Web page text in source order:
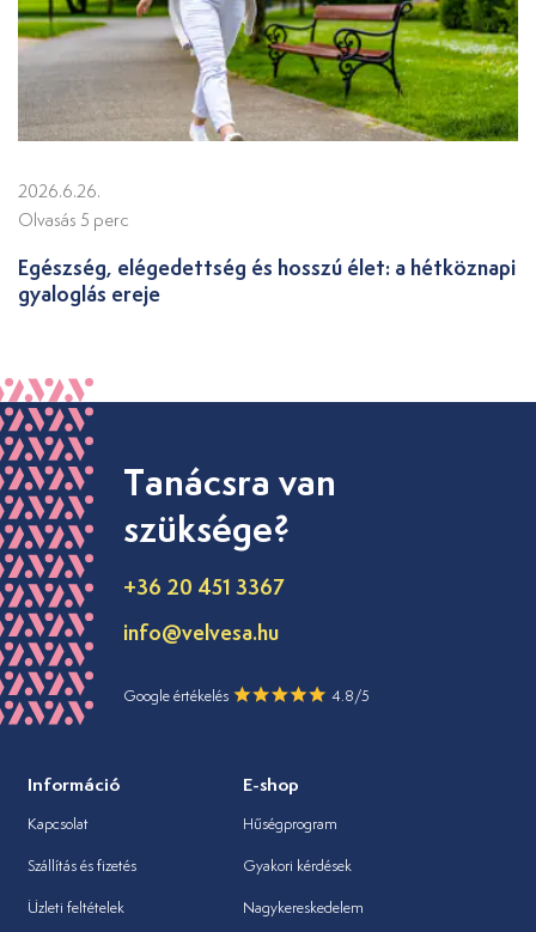
2026.6.26.
Olvasás 5 perc
Egészség, elégedettség és hosszú élet: a hétköznapi
gyaloglás ereje
Tanácsra van
szüksége?
+36 20 451 3367
info@velvesa.hu
Google értékelés 4.8/5
Információ
Kapcsolat
Szállítás és fizetés
Üzleti feltételek
E-shop
Hűségprogram
Gyakori kérdések
Nagykereskedelem